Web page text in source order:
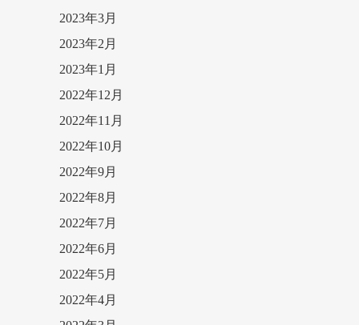
2023年3月
2023年2月
2023年1月
2022年12月
2022年11月
2022年10月
2022年9月
2022年8月
2022年7月
2022年6月
2022年5月
2022年4月